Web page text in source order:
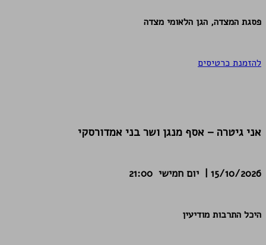
פסגת המצדה, הגן הלאומי מצדה
להזמנת כרטיסים
אני גיטרה – אסף מנגן ושר בני אמדורסקי
15/10/2026 | יום חמישי 21:00
היכל התרבות מודיעין